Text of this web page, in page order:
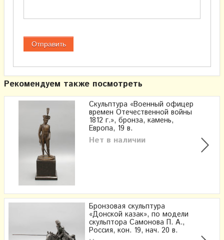
Рекомендуем также посмотреть
Скульптура «Военный офицер
времен Отечественной войны
1812 г.», бронза, камень,
Европа, 19 в.
Нет в наличии
Бронзовая скульптура
«Донской казак», по модели
скульптора Самонова П. А.,
Россия, кон. 19, нач. 20 в.